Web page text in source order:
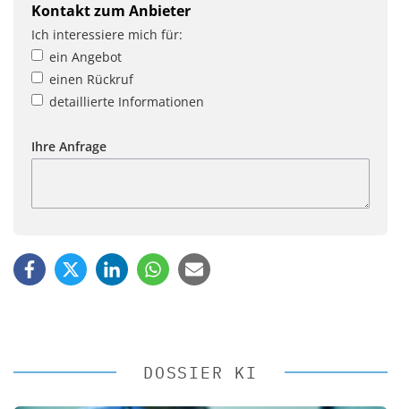
Kontakt zum Anbieter
Ich interessiere mich für:
ein Angebot
einen Rückruf
detaillierte Informationen
Ihre Anfrage
DOSSIER KI